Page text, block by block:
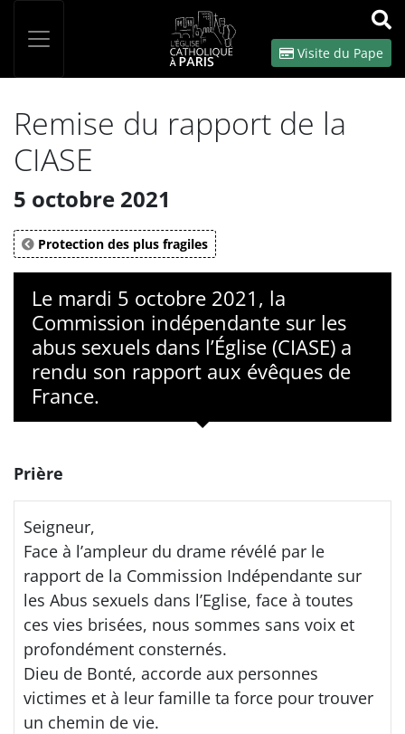
OK
Visite du Pape
Remise du rapport de la
CIASE
5 octobre 2021
Protection des plus fragiles
Le mardi 5 octobre 2021, la
Commission indépendante sur les
abus sexuels dans l’Église (CIASE) a
rendu son rapport aux évêques de
France.
Prière
Seigneur,
Face à l’ampleur du drame révélé par le
rapport de la Commission Indépendante sur
les Abus sexuels dans l’Eglise, face à toutes
ces vies brisées, nous sommes sans voix et
profondément consternés.
Dieu de Bonté, accorde aux personnes
victimes et à leur famille ta force pour trouver
un chemin de vie.
Panneau de gestion des cookies